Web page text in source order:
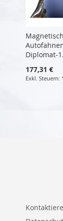
Diplomat-
177,31 €